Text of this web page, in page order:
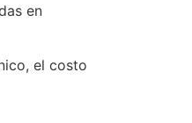
en
el costo